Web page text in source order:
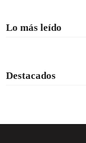
Lo más leído
Destacados